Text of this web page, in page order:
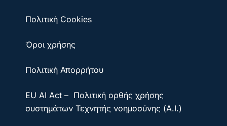
Πολιτική Cookies
Όροι χρήσης
Πολιτική Απορρήτου
EU AI Act – Πολιτική ορθής χρήσης
συστημάτων Τεχνητής νοημοσύνης (A.I.)